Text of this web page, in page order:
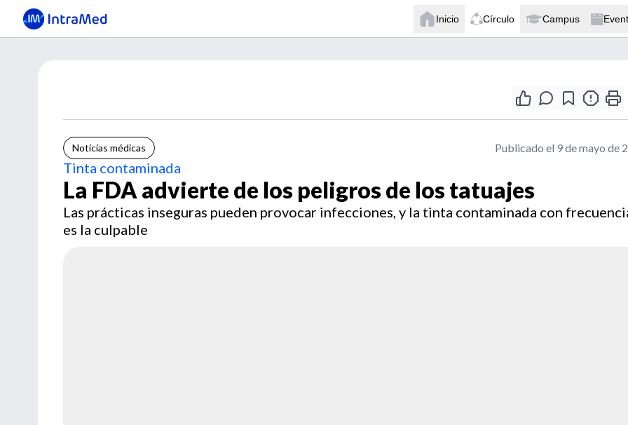
Inicio Círculo Campus
Noticias médicas Publicado el 9 de mayo de
Tinta contaminada
La FDA advierte de los peligros de los tatuajes
Las prácticas inseguras pueden provocar infecciones, y la tinta contaminada con
es la culpable